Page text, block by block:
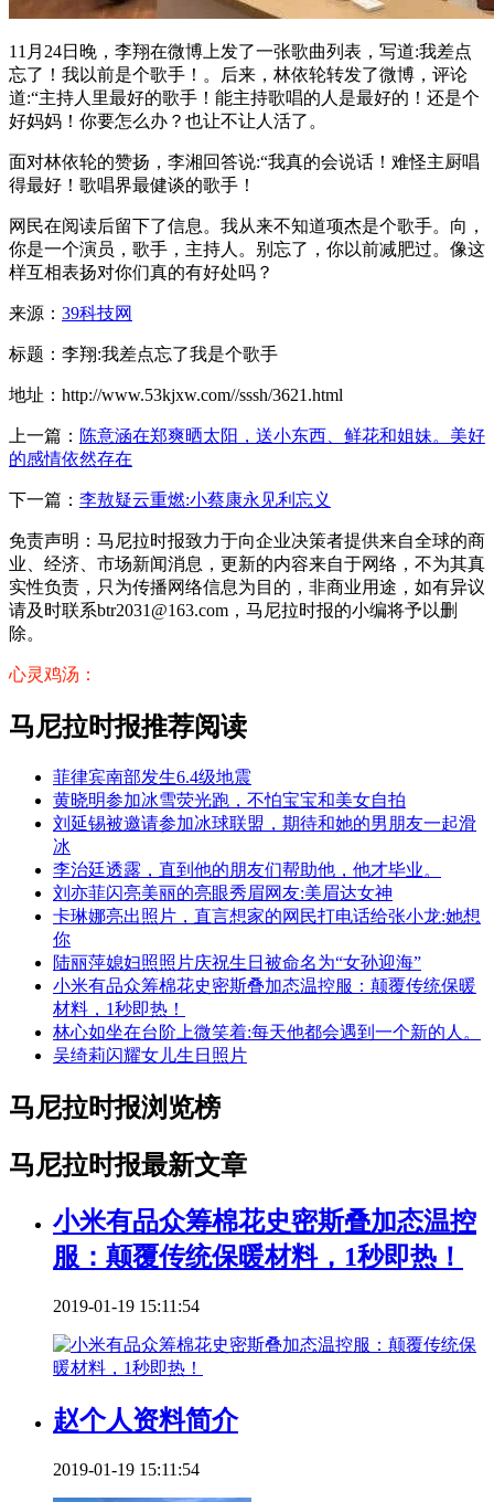
11月24日晚，李翔在微博上发了一张歌曲列表，写道:我差点
忘了！我以前是个歌手！。后来，林依轮转发了微博，评论
道:“主持人里最好的歌手！能主持歌唱的人是最好的！还是个
好妈妈！你要怎么办？也让不让人活了。
面对林依轮的赞扬，李湘回答说:“我真的会说话！难怪主厨唱
得最好！歌唱界最健谈的歌手！
网民在阅读后留下了信息。我从来不知道项杰是个歌手。向，
你是一个演员，歌手，主持人。别忘了，你以前减肥过。像这
样互相表扬对你们真的有好处吗？
来源： 39科技网
标题：李翔:我差点忘了我是个歌手
地址：http://www.53kjxw.com//sssh/3621.html
上一篇： 陈意涵在郑爽晒太阳，送小东西、鲜花和姐妹。美好
的感情依然存在
下一篇： 李敖疑云重燃:小蔡康永见利忘义
免责声明：马尼拉时报致力于向企业决策者提供来自全球的商
业、经济、市场新闻消息，更新的内容来自于网络，不为其真
实性负责，只为传播网络信息为目的，非商业用途，如有异议
请及时联系btr2031@163.com，马尼拉时报的小编将予以删
除。
心灵鸡汤：
马尼拉时报推荐阅读
菲律宾南部发生6.4级地震
黄晓明参加冰雪荧光跑，不怕宝宝和美女自拍
刘延锡被邀请参加冰球联盟，期待和她的男朋友一起滑
冰
李治廷透露，直到他的朋友们帮助他，他才毕业。
刘亦菲闪亮美丽的亮眼秀眉网友:美眉达女神
卡琳娜亮出照片，直言想家的网民打电话给张小龙:她想
你
陆丽萍媳妇照照片庆祝生日被命名为“女孙迎海”
小米有品众筹棉花史密斯叠加态温控服：颠覆传统保暖
材料，1秒即热！
林心如坐在台阶上微笑着:每天他都会遇到一个新的人。
吴绮莉闪耀女儿生日照片
马尼拉时报浏览榜
马尼拉时报最新文章
小米有品众筹棉花史密斯叠加态温控
服：颠覆传统保暖材料，1秒即热！
2019-01-19 15:11:54
赵个人资料简介
2019-01-19 15:11:54